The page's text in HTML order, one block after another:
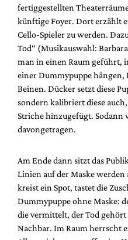
fertiggestellten
künftige Foyer. Dort erzählt
Cello-Spieler zu werden.
Tod“ (Musikauswahl:
man in einen Raum geführt,
einer Dummypuppe
Beinen. Dücker setzt diese
sondern kalibriert diese
Striche hinzugefügt. Sodann
davongetragen.
Am Ende dann sitzt das
Linien auf der Maske
kreist ein Spot, tastet die
Dummypuppe ohne Maske:
die vermittelt, der Tod
Nachbar. Im Raum herrscht